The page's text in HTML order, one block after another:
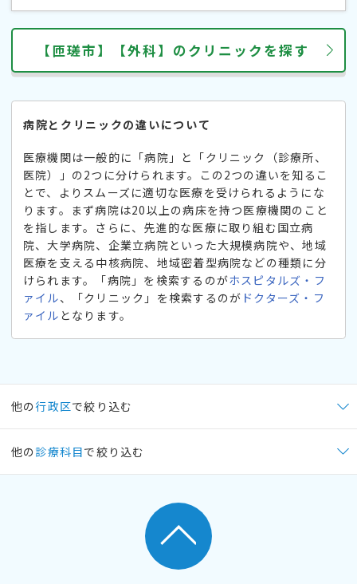
【匝瑳市】【外科】のクリニックを探す
病院とクリニックの違いについて
医療機関は一般的に「病院」と「クリニック（診療所、
医院）」の2つに分けられます。この2つの違いを知るこ
とで、よりスムーズに適切な医療を受けられるようにな
ります。まず病院は20以上の病床を持つ医療機関のこと
を指します。さらに、先進的な医療に取り組む国立病
院、大学病院、企業立病院といった大規模病院や、地域
医療を支える中核病院、地域密着型病院などの種類に分
けられます。「病院」を検索するのがホスピタルズ・フ
ァイル、「クリニック」を検索するのが ドクターズ・フ
ァイル となります。
他の行政区で絞り込む
他の 診療科目で絞り込む